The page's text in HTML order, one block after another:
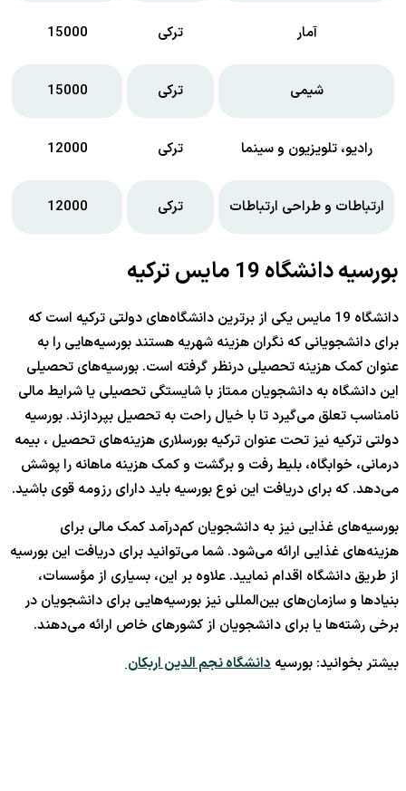
آمار ترکی 15000
شیمی ترکی 15000
رادیو، تلویزیون و سینما ترکی 12000
ارتباطات و طراحی ارتباطات ترکی 12000
بورسیه دانشگاه 19 مایس ترکیه
دانشگاه 19 مایس یکی از برترین دانشگاه‌های دولتی ترکیه است که
برای دانشجویانی که نگران هزینه شهریه هستند بورسیه‌هایی را به
عنوان کمک هزینه تحصیلی درنظر گرفته است. بورسیه‌های تحصیلی
این دانشگاه به دانشجویان ممتاز با شایستگی تحصیلی یا شرایط مالی
نامناسب تعلق می‌گیرد تا با خیال راحت به تحصیل بپردازند. بورسیه
دولتی ترکیه نیز تحت عنوان ترکیه بورسلاری هزینه‌های تحصیل ، بیمه
درمانی، خوابگاه، بلیط رفت و برگشت و کمک هزینه ماهانه را پوشش
می‌دهد. که برای دریافت این نوع بورسیه باید دارای رزومه قوی باشید.
بورسیه‌های غذایی نیز به دانشجویان کم‌درآمد کمک مالی برای
هزینه‌های غذایی ارائه می‌شود. شما می‌توانید برای دریافت این بورسیه
از طریق دانشگاه اقدام نمایید. علاوه بر این، بسیاری از مؤسسات،
بنیادها و سازمان‌های بین‌المللی نیز بورسیه‌هایی برای دانشجویان در
برخی رشته‌ها یا برای دانشجویان از کشورهای خاص ارائه می‌دهند.
بیشتر بخوانید: بورسیه دانشگاه نجم الدین اربکان